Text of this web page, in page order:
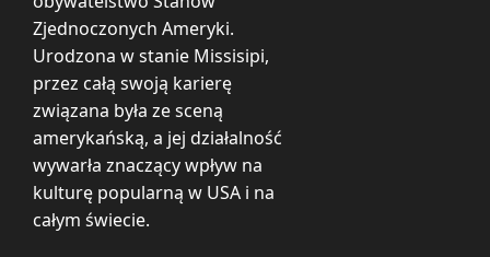
Zjednoczonych Ameryki.
Urodzona w stanie Missisipi,
przez całą swoją karierę
związana była ze sceną
amerykańską, a jej działalność
wywarła znaczący wpływ na
kulturę popularną w USA i na
całym świecie.